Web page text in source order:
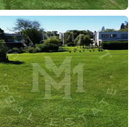
coordinar la visita!
para personas con movilidad